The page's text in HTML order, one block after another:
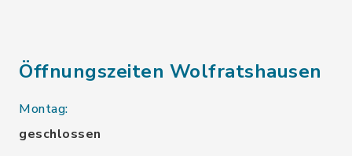
Öffnungszeiten Wolfratshausen
Montag:
geschlossen